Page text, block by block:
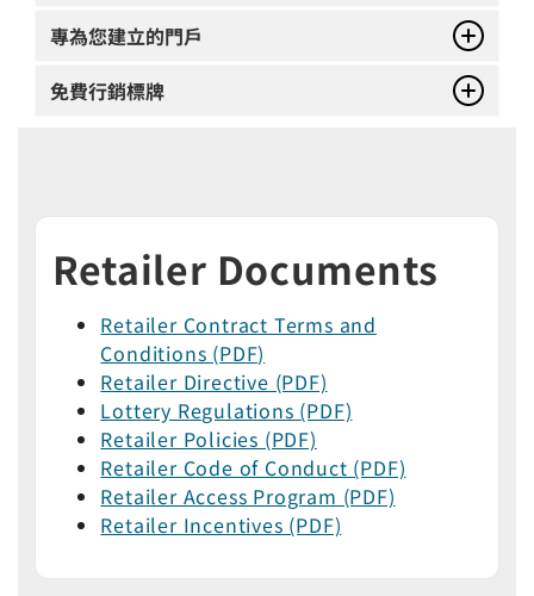
專為您建立的門戶
免費行銷標牌
Retailer Documents
Retailer Contract Terms and
Conditions (PDF)
Retailer Directive (PDF)
Lottery Regulations (PDF)
Retailer Policies (PDF)
Retailer Code of Conduct (PDF)
Retailer Access Program (PDF)
Retailer Incentives (PDF)